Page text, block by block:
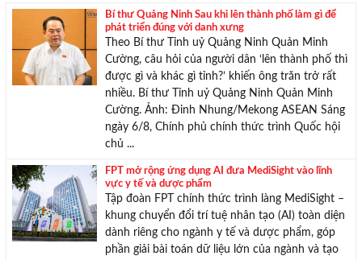
Bí thư Quảng Ninh Sau khi lên thành phố làm gì để
phát triển đúng với danh xưng
Theo Bí thư Tỉnh uỷ Quảng Ninh Quản Minh
Cường, câu hỏi của người dân ‘lên thành phố thì
được gì và khác gì tỉnh?’ khiến ông trăn trở rất
nhiều. Bí thư Tỉnh uỷ Quảng Ninh Quản Minh
Cường. Ảnh: Đinh Nhung/Mekong ASEAN Sáng
ngày 6/8, Chính phủ chính thức trình Quốc hội
chủ ...
FPT mở rộng ứng dụng AI đưa MediSight vào lĩnh
vực y tế và dược phẩm
Tập đoàn FPT chính thức trình làng MediSight –
khung chuyển đổi trí tuệ nhân tạo (AI) toàn diện
dành riêng cho ngành y tế và dược phẩm, góp
phần giải bài toán dữ liệu lớn của ngành và tạo